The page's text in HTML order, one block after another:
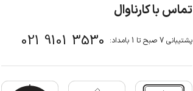
تماس با کارناوال
پشتیبانی 7 صبح تا 1 بامداد: 021 9101 3530